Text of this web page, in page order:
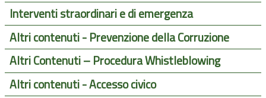
Interventi straordinari e di emergenza
Altri contenuti - Prevenzione della Corruzione
Altri Contenuti – Procedura Whistleblowing
Altri contenuti - Accesso civico